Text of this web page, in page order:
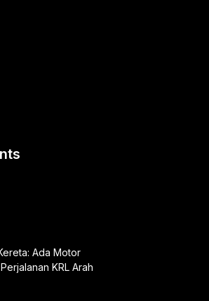
Ada Motor
KRL Arah